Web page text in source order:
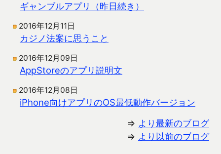
ギャンブルアプリ（昨日続き）
2016年12月11日
カジノ法案に思うこと
2016年12月09日
AppStoreのアプリ説明文
2016年12月08日
iPhone向けアプリのOS最低動作バージョン
⇒ より最新のブログ
⇒ より以前のブログ